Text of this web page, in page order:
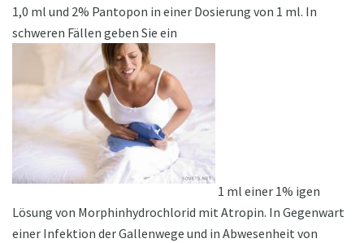
1,0 ml und 2% Pantopon in einer Dosierung von 1 ml. In
schweren Fällen geben Sie ein
1 ml einer 1% igen
Lösung von Morphinhydrochlorid mit Atropin. In Gegenwart
einer Infektion der Gallenwege und in Abwesenheit von